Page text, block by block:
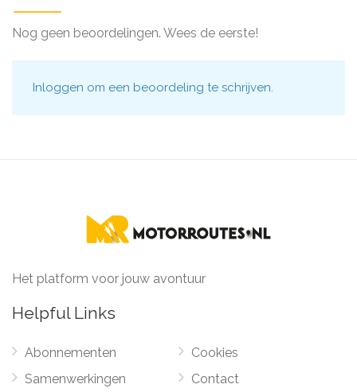
Nog geen beoordelingen. Wees de eerste!
Inloggen om een beoordeling te schrijven.
Het platform voor jouw avontuur
Helpful Links
Abonnementen
Samenwerkingen
Cookies
Contact